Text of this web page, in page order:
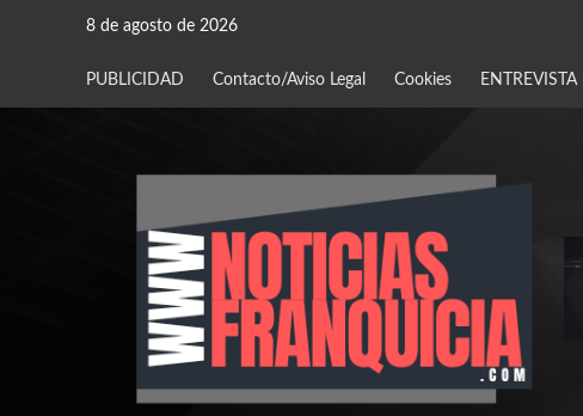
8 de agosto de 2026
PUBLICIDAD Contacto/Aviso Legal Cookies